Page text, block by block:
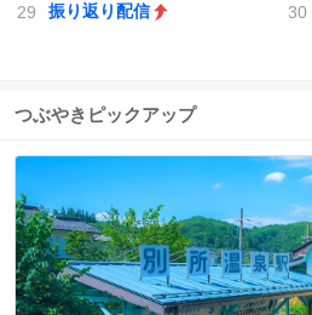
振り返り配信
つぶやきピックアップ